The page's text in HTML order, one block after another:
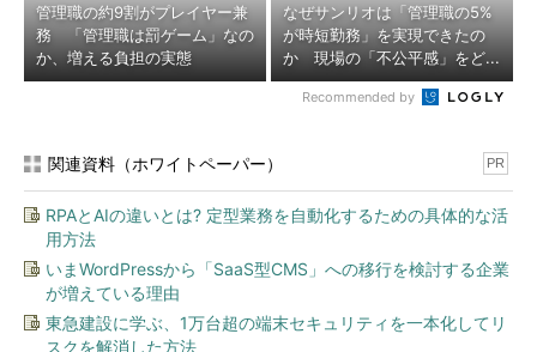
管理職の約9割がプレイヤー兼
務 「管理職は罰ゲーム」なの
か、増える負担の実態
なぜサンリオは「管理職の5%
が時短勤務」を実現できたの
か 現場の「不公平感」をど...
Recommended by
関連資料（ホワイトペーパー） PR
RPAとAIの違いとは? 定型業務を自動化するための具体的な活
用方法
いまWordPressから「SaaS型CMS」への移行を検討する企業
が増えている理由
東急建設に学ぶ、1万台超の端末セキュリティを一本化してリ
スクを解消した方法